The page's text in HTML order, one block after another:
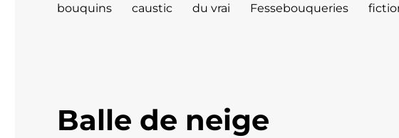
bouquins caustic du vrai Fessebouqueries
Balle de neige